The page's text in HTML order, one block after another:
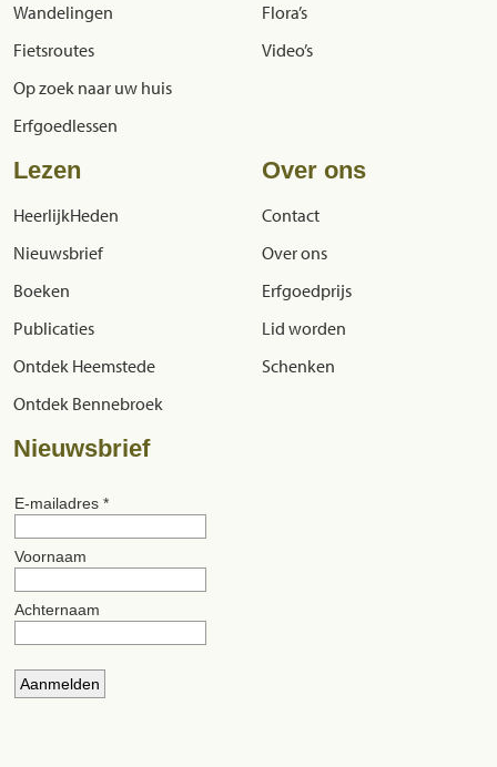
Wandelingen
Fietsroutes
Op zoek naar uw huis
Erfgoedlessen
Flora’s
Video’s
Lezen
HeerlijkHeden
Nieuwsbrief
Boeken
Publicaties
Ontdek Heemstede
Ontdek Bennebroek
Over ons
Contact
Over ons
Erfgoedprijs
Lid worden
Schenken
Nieuwsbrief